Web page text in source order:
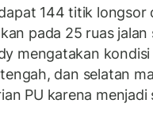
144 titik longsor
pada 25 ruas
mengatakan kondisi
dan selatan
PU karena